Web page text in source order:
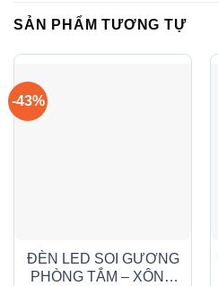
SẢN PHẨM TƯƠNG TỰ
-43%
ĐÈN LED SOI GƯƠNG
PHÒNG TẮM – XÔNG